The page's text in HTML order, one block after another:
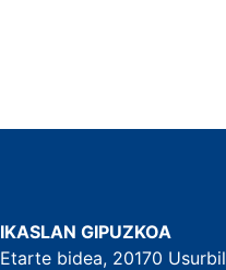
IKASLAN GIPUZKOA
Etarte bidea, 20170 Usurbil